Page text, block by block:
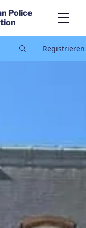
Police
Registrieren